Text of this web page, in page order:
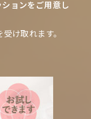
ョンをご用意し
け取れます。